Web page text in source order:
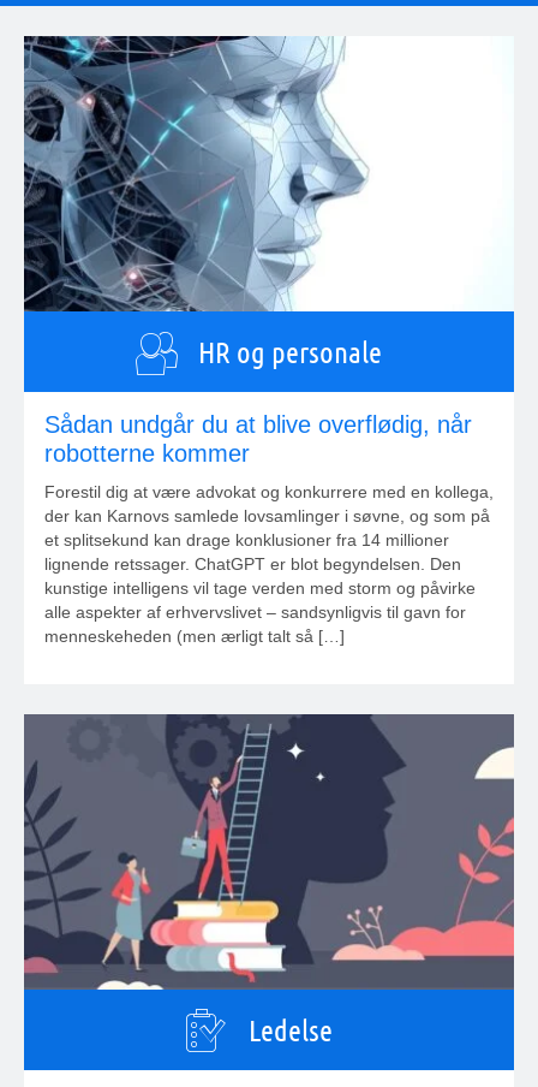
HR og personale
Sådan undgår du at blive overflødig, når
robotterne kommer
Forestil dig at være advokat og konkurrere med en kollega,
der kan Karnovs samlede lovsamlinger i søvne, og som på
et splitsekund kan drage konklusioner fra 14 millioner
lignende retssager. ChatGPT er blot begyndelsen. Den
kunstige intelligens vil tage verden med storm og påvirke
alle aspekter af erhvervslivet – sandsynligvis til gavn for
menneskeheden (men ærligt talt så […]
Ledelse